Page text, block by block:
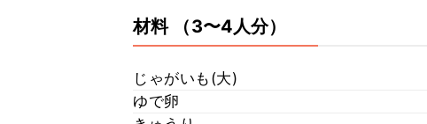
材料 （3〜4人分）
じゃがいも(大)
ゆで卵